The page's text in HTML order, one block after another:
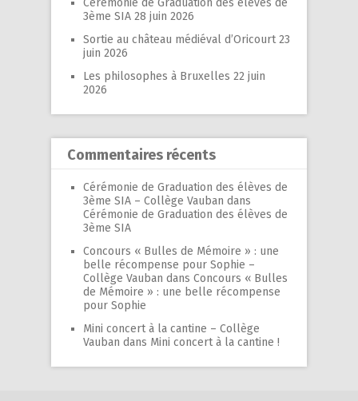
3ème SIA 28 juin 2026
Sortie au château médiéval d’Oricourt 23
juin 2026
Les philosophes à Bruxelles 22 juin
2026
Commentaires récents
Cérémonie de Graduation des élèves de
3ème SIA – Collège Vauban dans
Cérémonie de Graduation des élèves de
3ème SIA
Concours « Bulles de Mémoire » : une
belle récompense pour Sophie –
Collège Vauban dans Concours « Bulles
de Mémoire » : une belle récompense
pour Sophie
Mini concert à la cantine – Collège
Vauban dans Mini concert à la cantine !